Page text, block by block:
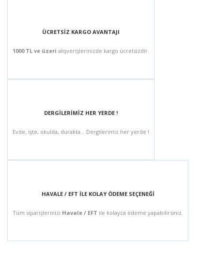
ÜCRETSİZ KARGO AVANTAJI
1000 TL ve üzeri alışverişlerinizde kargo ücretsizdir.
DERGİLERİMİZ HER YERDE !
Evde, işte, okulda, durakta... Dergilerimiz her yerde !
HAVALE / EFT İLE KOLAY ÖDEME SEÇENEĞİ
Tüm siparişlerinizi Havale / EFT ile kolayca ödeme yapabilirsiniz.